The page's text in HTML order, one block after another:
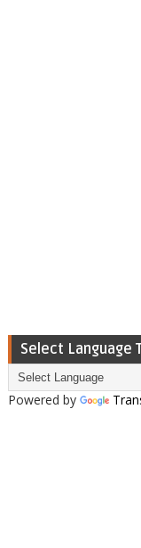
Select Language
Powered by